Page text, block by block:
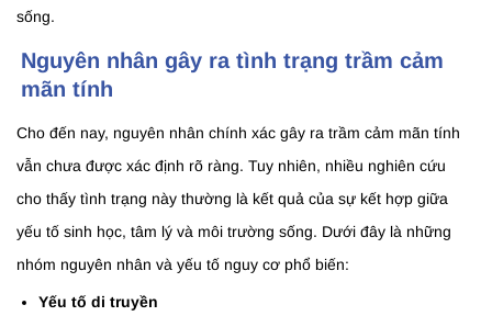
sống.
Nguyên nhân gây ra tình trạng trầm cảm
mãn tính
Cho đến nay, nguyên nhân chính xác gây ra trầm cảm mãn tính
vẫn chưa được xác định rõ ràng. Tuy nhiên, nhiều nghiên cứu
cho thấy tình trạng này thường là kết quả của sự kết hợp giữa
yếu tố sinh học, tâm lý và môi trường sống. Dưới đây là những
nhóm nguyên nhân và yếu tố nguy cơ phổ biến:
Yếu tố di truyền